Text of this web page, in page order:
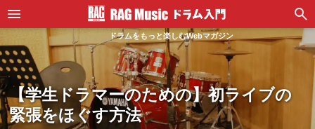
ドラムをもっと楽しむWebマガジン
【学生ドラマーのための】初ライブの
緊張をほぐす方法